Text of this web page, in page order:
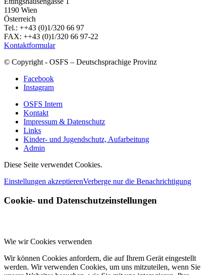
1190 Wien
Österreich
Tel.: ++43 (0)1/320 66 97
FAX: ++43 (0)1/320 66 97-22
Kontaktformular
© Copyright - OSFS – Deutschsprachige Provinz
Facebook
Instagram
OSFS Intern
Kontakt
Impressum & Datenschutz
Links
Kinder- und Jugendschutz, Aufarbeitung
Admin
Diese Seite verwendet Cookies.
Einstellungen akzeptierenVerberge nur die Benachrichtigung
Cookie- und Datenschutzeinstellungen
Wie wir Cookies verwenden
Wir können Cookies anfordern, die auf Ihrem Gerät eingestellt
werden. Wir verwenden Cookies, um uns mitzuteilen, wenn Sie